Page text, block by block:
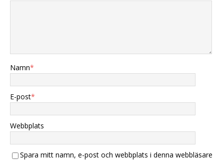
Namn*
E-post*
Webbplats
Spara mitt namn, e-post och webbplats i denna webbläsare